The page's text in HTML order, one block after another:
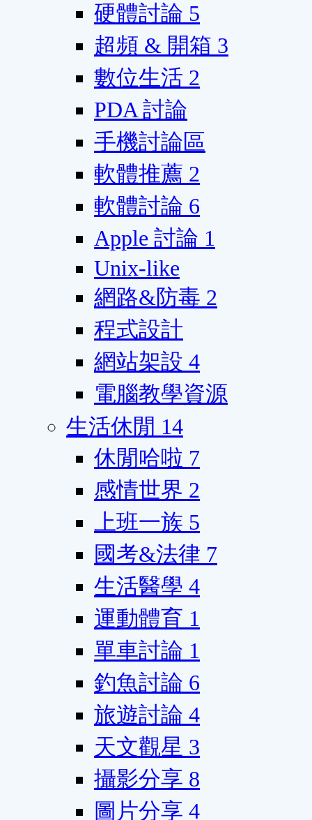
硬體討論 5
超頻 & 開箱 3
數位生活 2
PDA 討論
手機討論區
軟體推薦 2
軟體討論 6
Apple 討論 1
Unix-like
網路&防毒 2
程式設計
網站架設 4
電腦教學資源
生活休閒 14
休閒哈啦 7
感情世界 2
上班一族 5
國考&法律 7
生活醫學 4
運動體育 1
單車討論 1
釣魚討論 6
旅遊討論 4
天文觀星 3
攝影分享 8
圖片分享 4